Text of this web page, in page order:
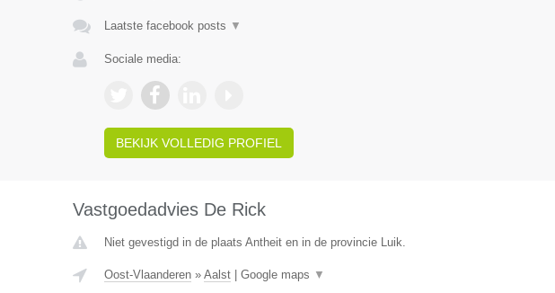
Laatste facebook posts ▼
Sociale media:
BEKIJK VOLLEDIG PROFIEL
Vastgoedadvies De Rick
Niet gevestigd in de plaats Antheit en in de provincie Luik.
Oost-Vlaanderen» Aalst| Google maps ▼